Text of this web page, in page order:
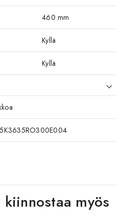
460 mm
Kyllä
Kyllä
myös